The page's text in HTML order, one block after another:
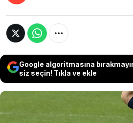
Google algoritmasına
siz seçin! Tıkla ve ekle